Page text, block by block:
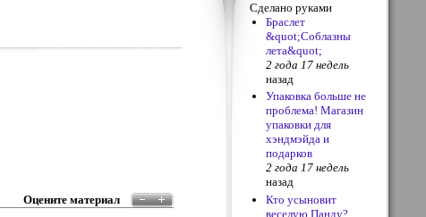
Оцените материал
Сделано руками
Браслет
&quot;Соблазны
лета&quot;
2 года 17 недель
назад
Упаковка больше не
проблема! Магазин
упаковки для
хэндмэйда и
подарков
2 года 17 недель
назад
Кто усыновит
веселую Панду?